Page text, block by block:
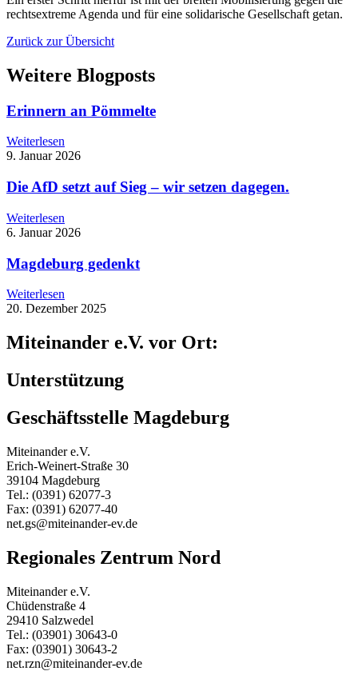
rechtsextreme Agenda und für eine solidarische Gesellschaft getan.
Zurück zur Übersicht
Weitere Blogposts
Erinnern an Pömmelte
Weiterlesen
9. Januar 2026
Die AfD setzt auf Sieg – wir setzen dagegen.
Weiterlesen
6. Januar 2026
Magdeburg gedenkt
Weiterlesen
20. Dezember 2025
Miteinander e.V. vor Ort:
Unterstützung
Geschäftsstelle Magdeburg
Miteinander e.V.
Erich-Weinert-Straße 30
39104 Magdeburg
Tel.: (0391) 62077-3
Fax: (0391) 62077-40
net.gs@miteinander-ev.de
Regionales Zentrum Nord
Miteinander e.V.
Chüdenstraße 4
29410 Salzwedel
Tel.: (03901) 30643-0
Fax: (03901) 30643-2
net.rzn@miteinander-ev.de